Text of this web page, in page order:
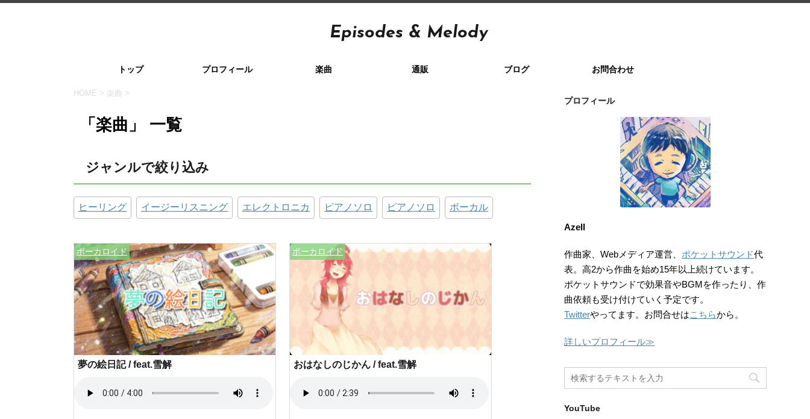
Episodes & Melody
トップ プロフィール 楽曲 通販 ブログ お問合わせ
HOME > 楽曲 >
「楽曲」 一覧
ジャンルで絞り込み
ヒーリング イージーリスニング エレクトロニカ ピアノソロ ピアノソロ ボーカル
ボーカロイド
夢の絵日記 / feat.雪解
ボーカロイド
おはなしのじかん / feat.雪解
プロフィール
Azell
作曲家、Webメディア運営、 ポケットサウンド代
表。高2から作曲を始め15年以上続けています。
ポケットサウンドで効果音やBGMを作ったり、作
曲依頼も受け付けていく予定です。
Twitterやってます。お問合せはこちらから。
詳しいプロフィール≫
YouTube